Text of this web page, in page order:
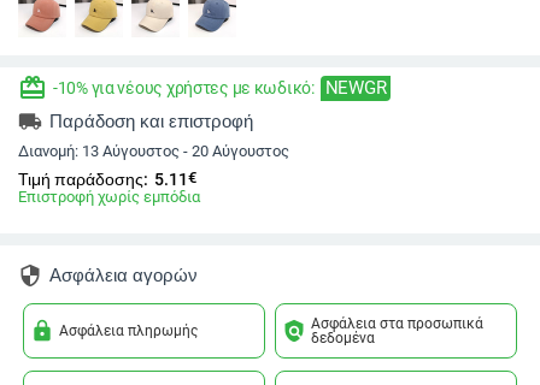
redeem -10% για νέους χρήστες με κωδικό: NEWGR
local_shipping Παράδοση και επιστροφή
Διανομή: 13 Αύγουστος - 20 Αύγουστος
Τιμή παράδοσης: 5.11€
Επιστροφή χωρίς εμπόδια
security Ασφάλεια αγορών
lock Ασφάλεια πληρωμής policy Ασφάλεια στα προσωπικά
δεδομένα